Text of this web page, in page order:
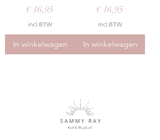
Prijs
€ 16,95
incl.BTW
In winkelwagen
Prijs
€ 16,95
incl.BTW
In winkelwagen